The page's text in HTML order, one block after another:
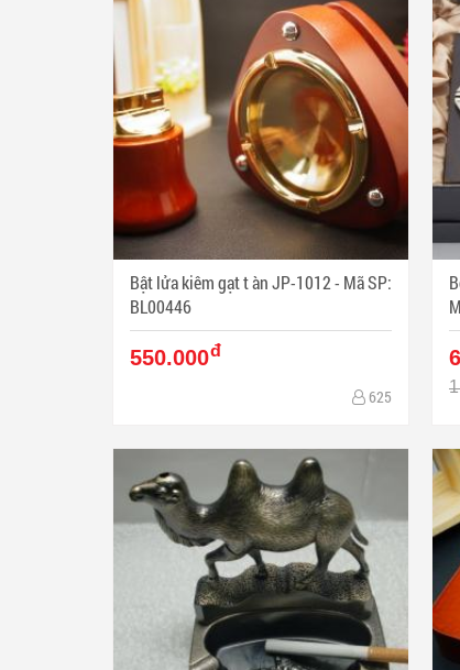
Bật lửa kiêm gạt t àn JP-1012 - Mã SP:
BL00446
550.000đ
625